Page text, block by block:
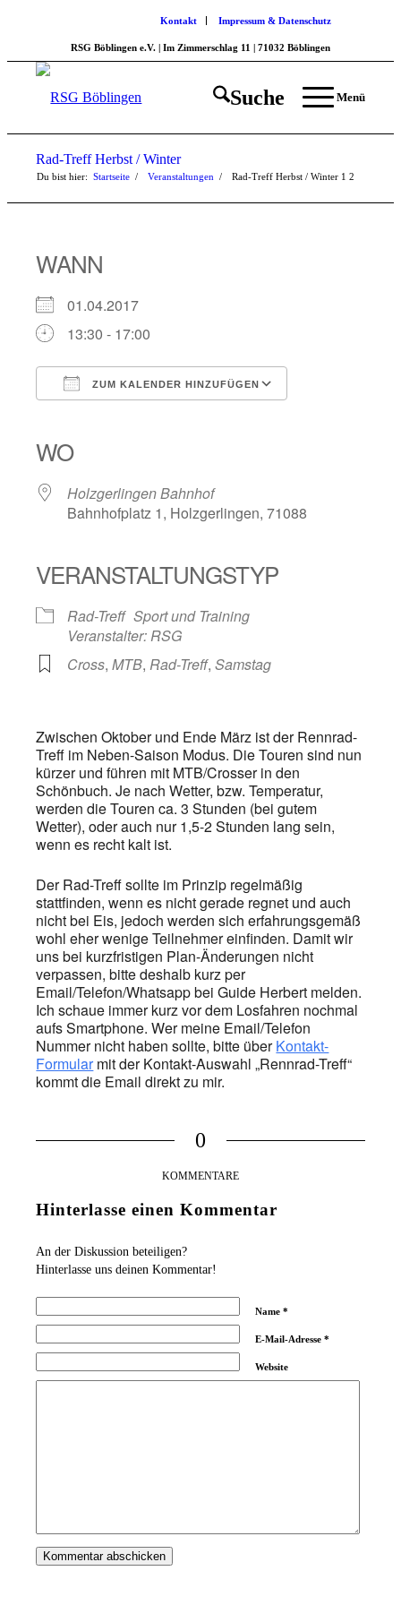
Kontakt Impressum & Datenschutz
RSG Böblingen e.V. | Im Zimmerschlag 11 | 71032 Böblingen
Suche Menü
Rad-Treff Herbst / Winter
Du bist hier: Startseite 1
/ Veranstaltungen 2
/ Rad-Treff Herbst / Winter
WANN
01.04.2017
13:30 - 17:00
ZUM KALENDER HINZUFÜGEN
WO
Holzgerlingen Bahnhof
Bahnhofplatz 1, Holzgerlingen, 71088
VERANSTALTUNGSTYP
Rad-Treff Sport und Training
Veranstalter: RSG
Cross,MTB,Rad-Treff,Samstag
Zwischen Oktober und Ende März ist der Rennrad-
Treff im Neben-Saison Modus. Die Touren sind nun
kürzer und führen mit MTB/Crosser in den
Schönbuch. Je nach Wetter, bzw. Temperatur,
werden die Touren ca. 3 Stunden (bei gutem
Wetter), oder auch nur 1,5-2 Stunden lang sein,
wenn es recht kalt ist.
Der Rad-Treff sollte im Prinzip regelmäßig
stattfinden, wenn es nicht gerade regnet und auch
nicht bei Eis, jedoch werden sich erfahrungsgemäß
wohl eher wenige Teilnehmer einfinden. Damit wir
uns bei kurzfristigen Plan-Änderungen nicht
verpassen, bitte deshalb kurz per
Email/Telefon/Whatsapp bei Guide Herbert melden.
Ich schaue immer kurz vor dem Losfahren nochmal
aufs Smartphone. Wer meine Email/Telefon
Nummer nicht haben sollte, bitte überKontakt-
Formularmit der Kontakt-Auswahl „Rennrad-Treff“
kommt die Email direkt zu mir.
0
KOMMENTARE
Hinterlasse einen Kommentar
An der Diskussion beteiligen?
Hinterlasse uns deinen Kommentar!
Name*
E-Mail-Adresse*
Website